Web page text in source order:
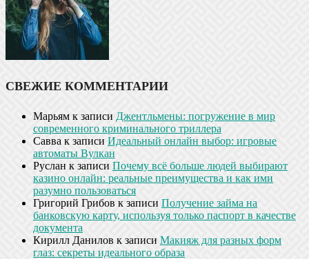
СВЕЖИЕ КОММЕНТАРИИ
Марьям к записи Джентльмены: погружение в мир
современного криминального триллера
Савва к записи Идеальный онлайн выбор: игровые
автоматы Вулкан
Руслан к записи Почему всё больше людей выбирают
казино онлайн: реальные преимущества и как ими
разумно пользоваться
Григорий Грибов к записи Получение займа на
банковскую карту, используя только паспорт в качестве
документа
Кирилл Данилов к записи Макияж для разных форм
глаз: секреты идеального образа